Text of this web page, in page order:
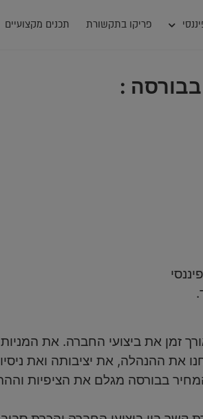
פריקו בתקשורת תכנים מקצועיים
:
זמן את ביצועי החברה. את
את ההנהלה, את יציבותה ואת
בבורסה מגלם את הציפיות